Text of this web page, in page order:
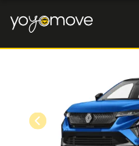
OFERTAS RENTING
Particulares
Autónomos y
OFERTAS RENTING
SEGUNDA MANO